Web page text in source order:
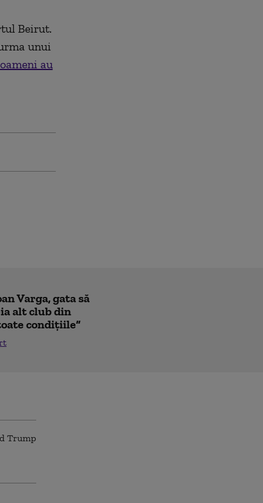
Beirut.
unui
oameni au
Varga, gata să
alt club din
condițiile”